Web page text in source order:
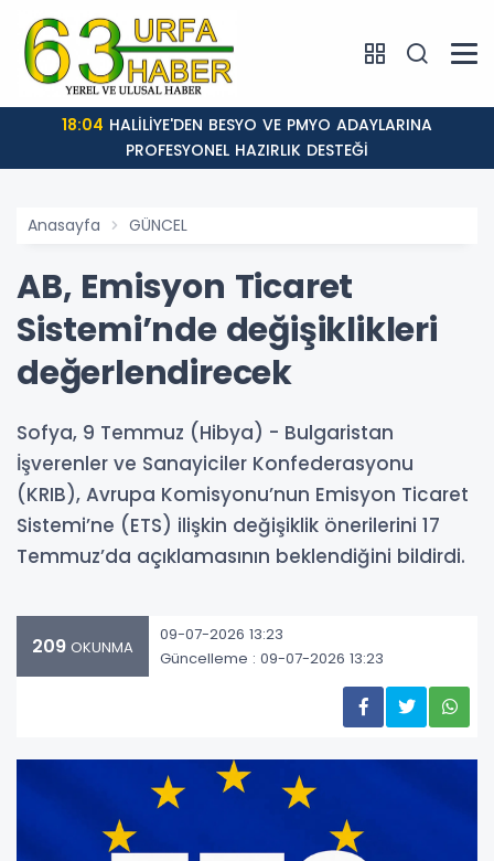
18:04
PROFESYONEL HAZIRLIK DESTEĞİ
Anasayfa GÜNCEL
AB, Emisyon Ticaret
Sistemi’nde değişiklikleri
değerlendirecek
Sofya, 9 Temmuz (Hibya) - Bulgaristan
İşverenler ve Sanayiciler Konfederasyonu
(KRIB), Avrupa Komisyonu’nun Emisyon Ticaret
Sistemi’ne (ETS) ilişkin değişiklik önerilerini 17
Temmuz’da açıklamasının beklendiğini bildirdi.
209 OKUNMA
09-07-2026 13:23
Güncelleme : 09-07-2026 13:23